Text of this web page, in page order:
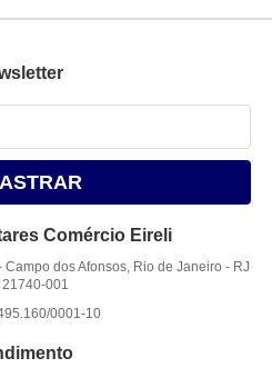
Comércio Eireli
Campo dos Afonsos, Rio de Janeiro - RJ
21740-001
0001-10